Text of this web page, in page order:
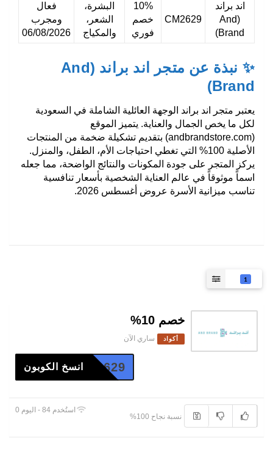
اند براند
(And
Brand)
CM2629
10%
خصم
فوري
البشرة،
الشعر،
والمكياج
فعال
ومجرب
06/08/2026
✨ نبذة عن متجر اند براند (And
Brand)
يعتبر متجر اند براند الوجهة العائلية الشاملة في السعودية
لكل ما يخص الجمال والعناية. يتميز الموقع
(andbrandstore.com) بتقديم تشكيلة ضخمة من المنتجات
الأصلية 100% التي تغطي احتياجات الأم، الطفل، والمنزل.
يركز المتجر على جودة المكونات والنتائج الواضحة، مما جعله
اسماً موثوقاً في عالم العناية الشخصية بأسعار تنافسية
تناسب ميزانية الأسرة عروض أغسطس 2026.
1
خصم 10%
أكواد ساري الآن
CM2629انسخ الكوبون
استُخدم 84 - اليوم 0
نسبة نجاح 100%